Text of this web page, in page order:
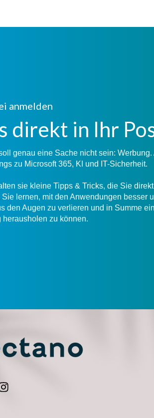
anmelden
direkt in Ihr
genau eine Sache nicht sein:
zu Microsoft 365, KI und IT-Sicherheit.
sie kleine Tipps & Tricks, die Sie
lernen, mit den Anwendungen besser
den Augen zu verlieren und in Summe
herausholen zu können.